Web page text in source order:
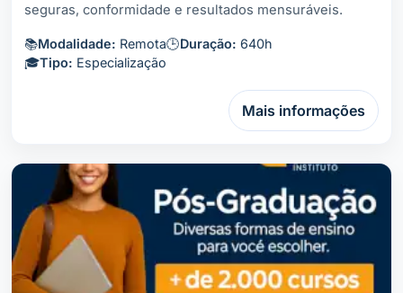
seguras, conformidade e resultados mensuráveis.
📚Modalidade: Remota🕒Duração: 640h
🎓Tipo: Especialização
Mais informações